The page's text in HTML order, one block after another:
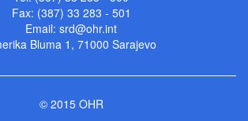
Fax: (387) 33 283 - 501
Email: srd@ohr.int
Bluma 1, 71000 Sarajevo
© 2015 OHR